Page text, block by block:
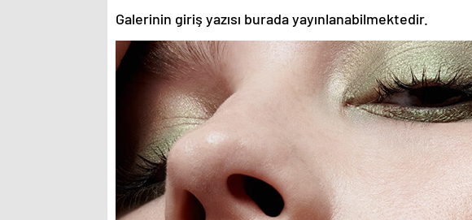
Galerinin giriş yazısı burada yayınlanabilmektedir.